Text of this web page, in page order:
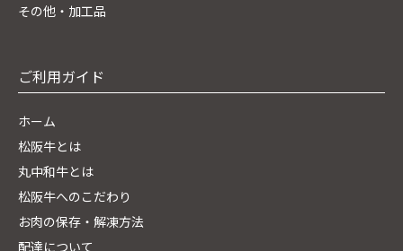
その他・加工品
ご利用ガイド
ホーム
松阪牛とは
丸中和牛とは
松阪牛へのこだわり
お肉の保存・解凍方法
配達について